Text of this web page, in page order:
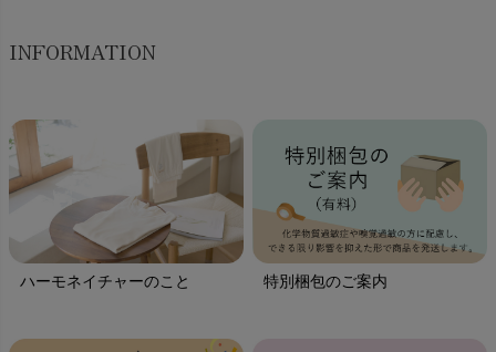
INFORMATION
ハーモネイチャーのこと 特別梱包のご案内